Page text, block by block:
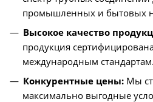
промышленных и бытовых
Высокое качество
продукция
международным стандартам.
Конкурентные цены: Мы
максимально выгодные